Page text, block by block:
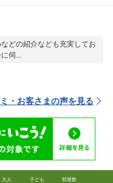
どの紹介なども充実してお
伺...
・お客さまの声を見る
大人 子ども 部屋数